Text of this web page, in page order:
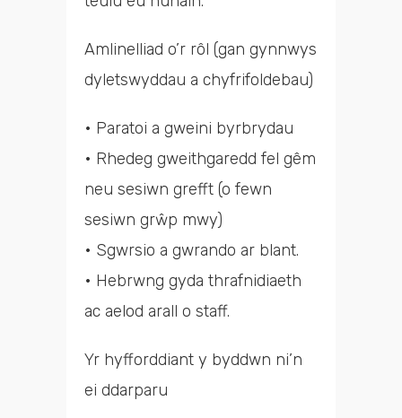
Amlinelliad o’r rôl (gan gynnwys
dyletswyddau a chyfrifoldebau)
• Paratoi a gweini byrbrydau
• Rhedeg gweithgaredd fel gêm
neu sesiwn grefft (o fewn
sesiwn grŵp mwy)
• Sgwrsio a gwrando ar blant.
• Hebrwng gyda thrafnidiaeth
ac aelod arall o staff.
Yr hyfforddiant y byddwn ni’n
ei ddarparu